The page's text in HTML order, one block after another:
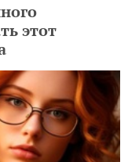
этот